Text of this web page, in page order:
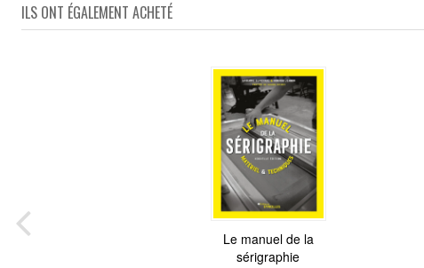
ILS ONT ÉGALEMENT ACHETÉ
Le manuel de la
sérigraphie